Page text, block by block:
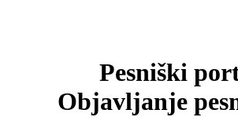
Pesniški
Objavljanje